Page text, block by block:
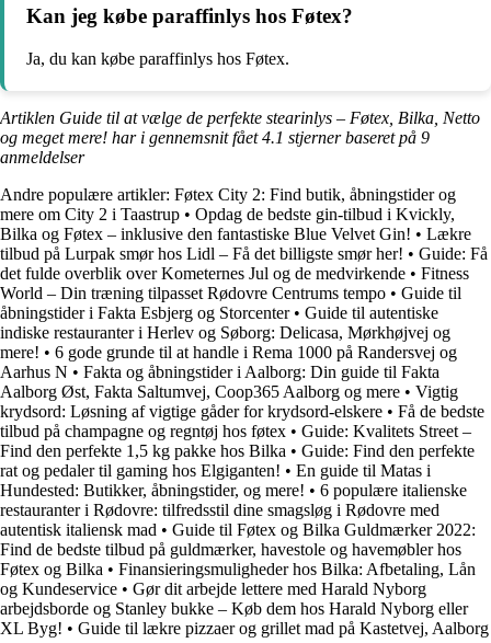
Kan jeg købe paraffinlys hos Føtex?
Ja, du kan købe paraffinlys hos Føtex.
Artiklen Guide til at vælge de perfekte stearinlys – Føtex, Bilka, Netto
og meget mere! har i gennemsnit fået4.1 stjerner baseret på 9
anmeldelser
Andre populære artikler: Føtex City 2: Find butik, åbningstider og
mere om City 2 i Taastrup • Opdag de bedste gin-tilbud i Kvickly,
Bilka og Føtex – inklusive den fantastiske Blue Velvet Gin! • Lækre
tilbud på Lurpak smør hos Lidl – Få det billigste smør her! • Guide: Få
det fulde overblik over Kometernes Jul og de medvirkende • Fitness
World – Din træning tilpasset Rødovre Centrums tempo • Guide til
åbningstider i Fakta Esbjerg og Storcenter• Guide til autentiske
indiske restauranter i Herlev og Søborg: Delicasa, Mørkhøjvej og
mere! • 6 gode grunde til at handle i Rema 1000 på Randersvej og
Aarhus N • Fakta og åbningstider i Aalborg: Din guide til Fakta
Aalborg Øst, Fakta Saltumvej, Coop365 Aalborg og mere • Vigtig
krydsord: Løsning af vigtige gåder for krydsord-elskere • Få de bedste
tilbud på champagne og regntøj hos føtex • Guide: Kvalitets Street –
Find den perfekte 1,5 kg pakke hos Bilka • Guide: Find den perfekte
rat og pedaler til gaming hos Elgiganten! • En guide til Matas i
Hundested: Butikker, åbningstider, og mere! • 6 populære italienske
restauranter i Rødovre: tilfredsstil dine smagsløg i Rødovre med
autentisk italiensk mad • Guide til Føtex og Bilka Guldmærker 2022:
Find de bedste tilbud på guldmærker, havestole og havemøbler hos
Føtex og Bilka • Finansieringsmuligheder hos Bilka: Afbetaling, Lån
og Kundeservice • Gør dit arbejde lettere med Harald Nyborg
arbejdsborde og Stanley bukke – Køb dem hos Harald Nyborg eller
XL Byg! • Guide til lækre pizzaer og grillet mad på Kastetvej, Aalborg